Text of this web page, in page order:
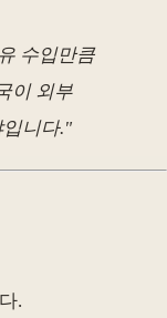
수입만큼
이 외부
니다."
.